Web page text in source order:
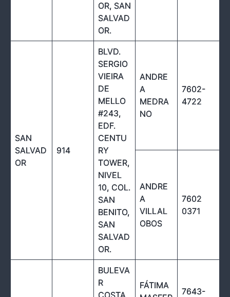
OR, SAN
SALVAD
OR.
SAN
SALVAD
OR
914
BLVD.
SERGIO
VIEIRA
DE
MELLO
#243,
EDF.
CENTU
RY
TOWER,
NIVEL
10, COL.
SAN
BENITO,
SAN
SALVAD
OR.
ANDRE
A
MEDRA
NO
7602-
4722
ANDRE
A
VILLAL
OBOS
7602
0371
BULEVA
R
COSTA
FÁTIMA
7643-